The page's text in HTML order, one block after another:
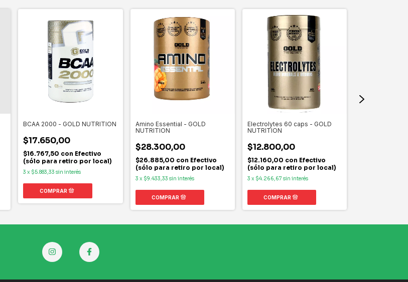
BCAA 2000 - GOLD NUTRITION
$17.650,00
$16.767,50 con Efectivo
(sólo para retiro por local)
3 x $5.883,33 sin interés
Amino Essential - GOLD
NUTRITION
$28.300,00
$26.885,00 con Efectivo
(sólo para retiro por local)
3 x $9.433,33 sin interés
Electrolytes 60 caps - GOLD
NUTRITION
$12.800,00
$12.160,00 con Efectivo
(sólo para retiro por local)
3 x $4.266,67 sin interés